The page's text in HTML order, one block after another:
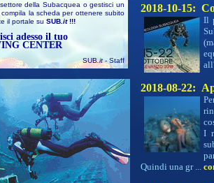
della Subacquea o gestisci un
compila la scheda per ottenere subito
il portale su SUB .it!!!
adesso il tuo
CENTER
SUB.it- Staff
2018-10-15:
Il
2018-08-22:
I
Quindi una gr ...